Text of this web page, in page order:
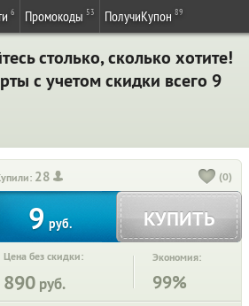
6 Промокоды 53 ПолучиКупон 89
столько, сколько хотите!
с учетом скидки всего 9
28 (0)
9 руб. КУПИТЬ
Цена без скидки:
890 руб.
Экономия:
99%